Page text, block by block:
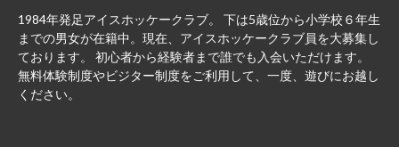
1984年発足アイスホッケークラブ。 下は5歳位から小学校６年生
までの男女が在籍中。現在、アイスホッケークラブ員を大募集し
ております。 初心者から経験者まで誰でも入会いただけます。
無料体験制度やビジター制度をご利用して、一度、遊びにお越し
ください。